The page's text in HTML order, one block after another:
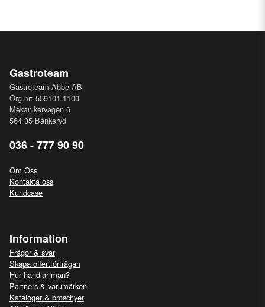
Gastroteam
Gastroteam Abbe AB
Org.nr: 559101-1100
Mekanikervägen 6
564 35 Bankeryd
036 - 777 90 90
Om Oss
Kontakta oss
Kundcase
Information
Frågor & svar
Skapa offertförfrågan
Hur handlar man?
Partners & varumärken
Kataloger & broschyer